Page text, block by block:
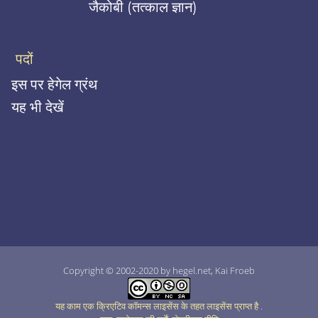
जैकोबी (तत्काल ज्ञान)
पदों
इस पर हेगेल ग्रंथ
यह भी देखें
Copyright © 2002-2020 by hegel.net, Kai Froeb
यह काम एक क्रिएटिव कॉमन्स लाइसेंस के तहत लाइसेंस प्राप्त है.